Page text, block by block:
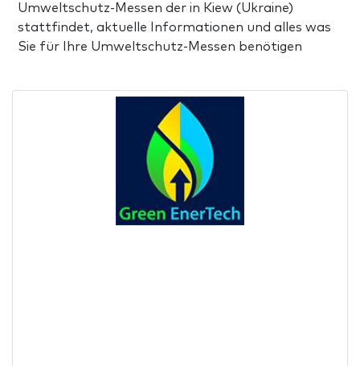
Umweltschutz-Messen der in Kiew (Ukraine)
stattfindet, aktuelle Informationen und alles was
Sie für Ihre Umweltschutz-Messen benötigen